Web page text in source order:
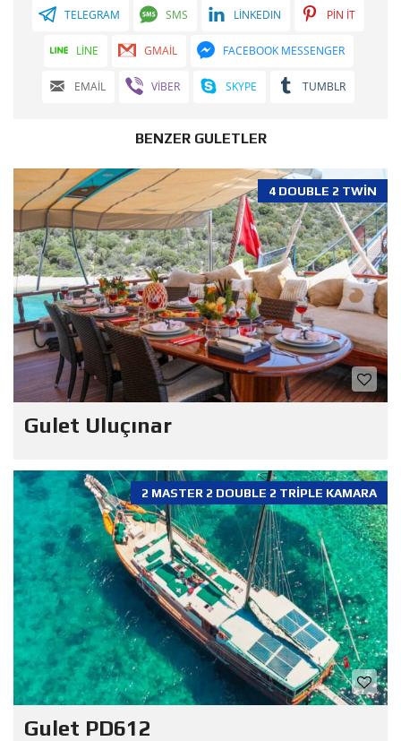
TELEGRAM SMS LINKEDIN PIN IT
LINE GMAIL FACEBOOK MESSENGER
EMAIL VIBER SKYPE TUMBLR
BENZER GULETLER
4 DOUBLE 2 TWIN
Gulet Uluçınar
2 MASTER 2 DOUBLE 2 TRIPLE KAMARA
Gulet PD612